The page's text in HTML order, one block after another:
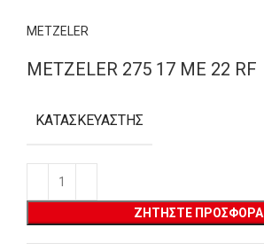
METZELER
METZELER 275 17 ME 22 RF
ΚΑΤΑΣΚΕΥΑΣΤΉΣ
ΖΗΤΉΣΤΕ ΠΡΟΣΦΟΡΆ